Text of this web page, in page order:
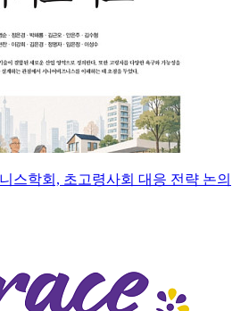
스학회, 초고령사회 대응 전략 논의